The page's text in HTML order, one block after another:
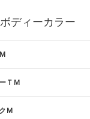
ボディーカラー
ＴＭ
Ｍ